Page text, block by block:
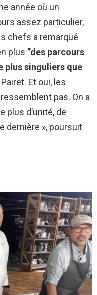
année où un
assez particulier,
chefs a remarqué
plus ”des parcours
plus singuliers que
Et oui, les
pas. On a
plus d’unité, de
dernière », poursuit